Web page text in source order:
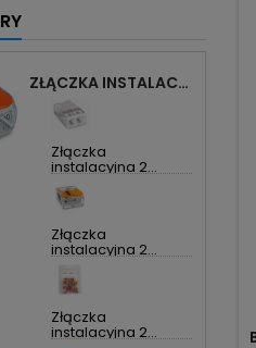
ZŁĄCZKA INSTALACYJNA 2X UNIWERSALNA COMPACT 221-412 WAGO
Złączka
instalacyjna 2...
Złączka
instalacyjna 2...
Złączka
instalacyjna 2...